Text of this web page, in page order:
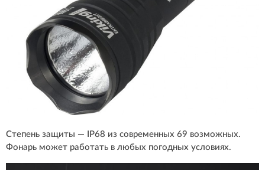
Степень защиты — IP68 из современных 69 возможных.
Фонарь может работать в любых погодных условиях.